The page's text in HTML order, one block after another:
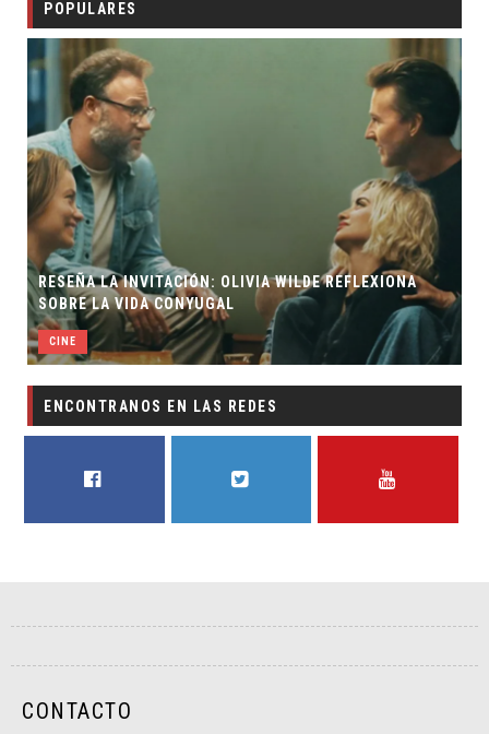
POPULARES
RESEÑA LA INVITACIÓN: OLIVIA WILDE REFLEXIONA
SOBRE LA VIDA CONYUGAL
CINE
ENCONTRANOS EN LAS REDES
CONTACTO